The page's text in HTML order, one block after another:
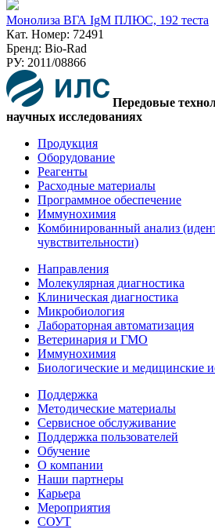
Монолиза ВГА IgM ПЛЮС, 192 теста
Кат. Номер: 72491
Бренд: Bio-Rad
РУ: 2011/08866
Передовые
научных исследованиях
Продукция
Оборудование
Реагенты
Расходные материалы
Программное обеспечение
Иммунохимия
Комбинированный анализ
чувствительности)
Направления
Молекулярная диагностика
Клиническая диагностика
Микробиология
Лабораторная автоматизация
Ветеринария и ГМО
Иммунохимия
Биологические и медицинские
Поддержка
Методические материалы
Сервисное обслуживание
Поддержка пользователей
Обучение
О компании
Наши партнеры
Карьера
Мероприятия
СОУТ